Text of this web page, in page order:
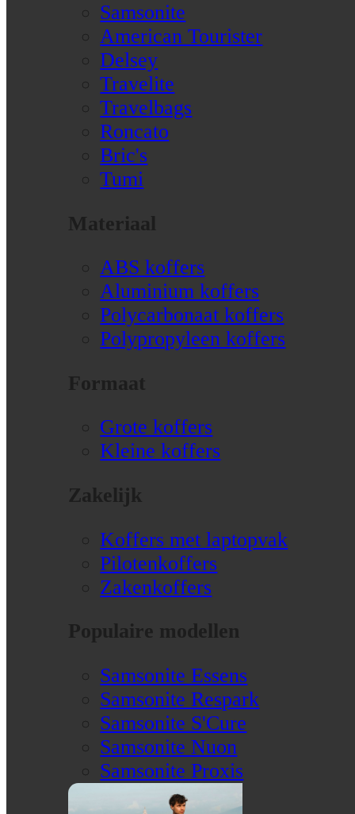
Samsonite
American Tourister
Delsey
Travelite
Travelbags
Roncato
Bric's
Tumi
Materiaal
ABS koffers
Aluminium koffers
Polycarbonaat koffers
Polypropyleen koffers
Formaat
Grote koffers
Kleine koffers
Zakelijk
Koffers met laptopvak
Pilotenkoffers
Zakenkoffers
Populaire modellen
Samsonite Essens
Samsonite Respark
Samsonite S'Cure
Samsonite Nuon
Samsonite Proxis